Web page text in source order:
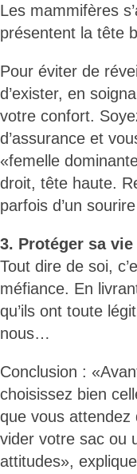
Les mammifères
présentent la tête
Pour éviter de
d’exister, en
votre confort.
d’assurance et
«femelle
droit, tête haute.
parfois d’un
3. Protéger sa
Tout dire de soi,
méfiance. En
qu’ils ont toute
nous…
Conclusion :
choisissez bien
que vous attendez
vider votre sac ou
attitudes»,